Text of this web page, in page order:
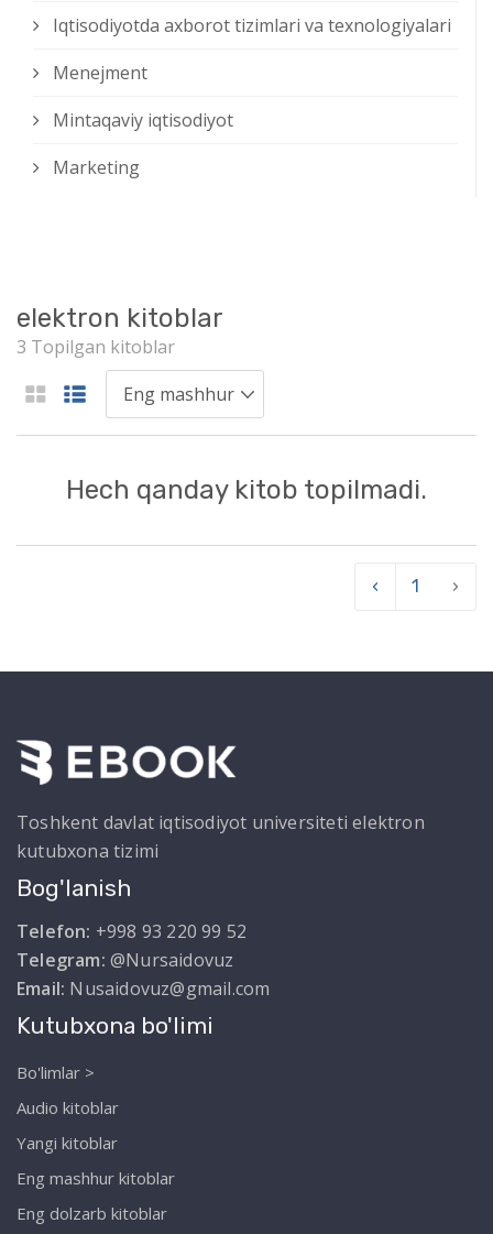
Iqtisodiyotda axborot tizimlari va texnologiyalari
Menejment
Mintaqaviy iqtisodiyot
Marketing
elektron kitoblar
3 Topilgan kitoblar
Hech qanday kitob topilmadi.
‹ 1 ›
Toshkent davlat iqtisodiyot universiteti elektron
kutubxona tizimi
Bog'lanish
Telefon: +998 93 220 99 52
Telegram: @Nursaidovuz
Email: Nusaidovuz@gmail.com
Kutubxona bo'limi
Bo'limlar >
Audio kitoblar
Yangi kitoblar
Eng mashhur kitoblar
Eng dolzarb kitoblar